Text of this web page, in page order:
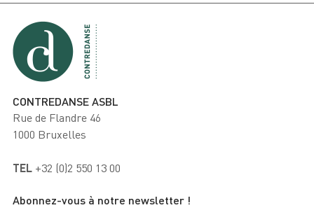
CONTREDANSE ASBL
Rue de Flandre 46
1000 Bruxelles
TEL +32 (0)2 550 13 00
Abonnez-vous à notre newsletter !